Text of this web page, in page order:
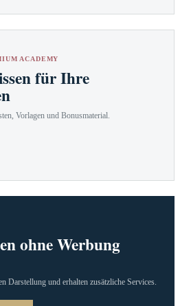
ACADEMY
für Ihre
Vorlagen und Bonusmaterial.
ohne Werbung
Darstellung und erhalten zusätzliche Services.